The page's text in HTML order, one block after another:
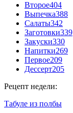
Второе404
Выпечка388
Салаты342
Заготовки339
Закуски330
Напитки269
Первое209
Дессерт205
Рецепт недели:
Табуле из полбы